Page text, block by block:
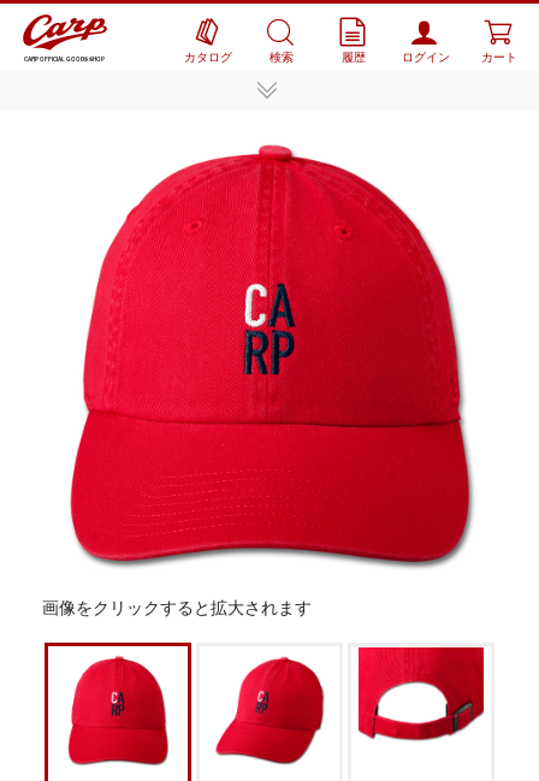
CARP OFFICIAL GOODS SHOP カタログ 検索 履歴 ログイン カート
画像をクリックすると拡大されます